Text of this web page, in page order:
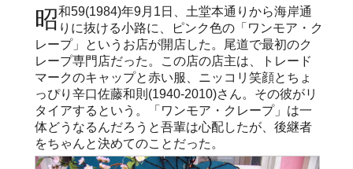
昭和59(1984)年9月1日、土堂本通りから海岸通 りに抜ける小路に、ピンク色の「ワンモア・ク
レープ」というお店が開店した。尾道で最初のク
レープ専門店だった。この店の店主は、トレード
マークのキャップと赤い服、ニッコリ笑顔とちょ
っぴり辛口佐藤和則(1940-2010)さん。その彼がリ
タイアするという。「ワンモア・クレープ」は一
体どうなるんだろうと吾輩は心配したが、後継者
をちゃんと決めてのことだった。